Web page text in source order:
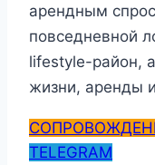
арендным
повседневной
lifestyle-район,
жизни, аренды
TELEGRAM